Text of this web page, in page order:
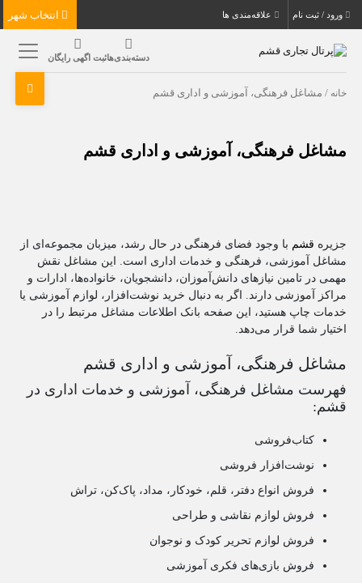
ورود / ثبت نام علاقه‌مندی ها
دسته‌بندی‌هاثبت اگهی رایگان
خانه / مشاغل فرهنگی، آموزشی و اداری قشم
مشاغل فرهنگی، آموزشی و اداری قشم
جزیره قشم با وجود فضای فرهنگی در حال رشد، میزبان مجموعه‌ای از
مشاغل آموزشی، فرهنگی و خدمات اداری است. این مشاغل نقش
مهمی در تامین نیازهای دانش‌آموزان، دانشجویان، خانواده‌ها، ادارات و
مراکز آموزشی دارند. اگر به دنبال خرید نوشت‌افزار، لوازم آموزشی یا
خدمات چاپ هستید، این صفحه بانک اطلاعات مشاغل مرتبط را در
اختیار شما قرار می‌دهد.
مشاغل فرهنگی، آموزشی و اداری قشم
فهرست مشاغل فرهنگی، آموزشی و خدمات اداری در
قشم:
کتاب‌فروشی
نوشت‌افزار فروشی
فروش انواع دفتر، قلم، خودکار، مداد، پاک‌کن، تراش
فروش لوازم نقاشی و طراحی
فروش لوازم تحریر کودک و نوجوان
فروش بازی‌های فکری آموزشی